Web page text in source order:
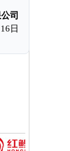
日